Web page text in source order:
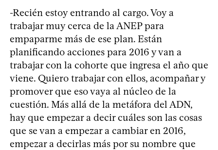
-Recién estoy entrando al cargo. Voy a
trabajar muy cerca de la ANEP para
empaparme más de ese plan. Están
planificando acciones para 2016 y van a
trabajar con la cohorte que ingresa el año que
viene. Quiero trabajar con ellos, acompañar y
promover que eso vaya al núcleo de la
cuestión. Más allá de la metáfora del ADN,
hay que empezar a decir cuáles son las cosas
que se van a empezar a cambiar en 2016,
empezar a decirlas más por su nombre que